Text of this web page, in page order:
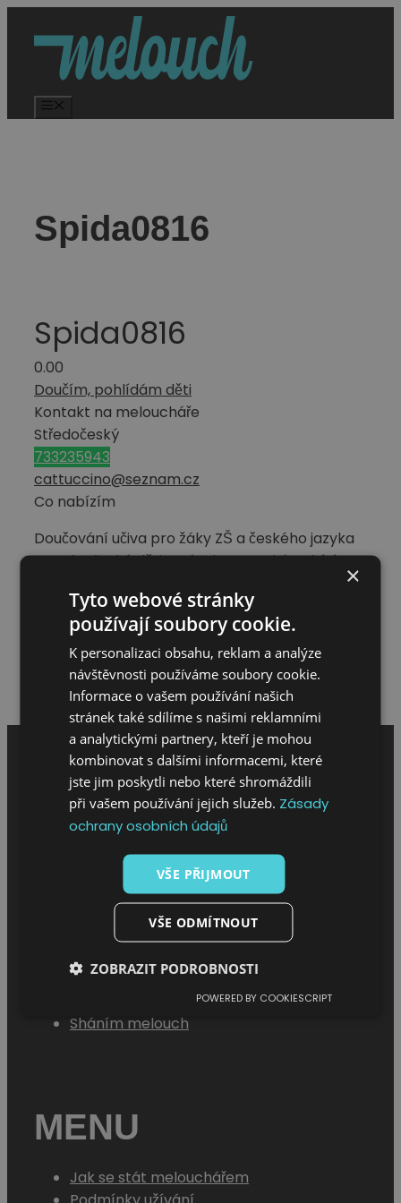
Spida0816
Spida0816
0.00
Doučím, pohlídám děti
Kontakt na meloucháře
Středočeský
733235943
cattuccino@seznam.cz
Co nabízím
Doučování učiva pro žáky ZŠ a českého jazyka
pro ukrajinské děti u Vás doma. Také nabízím
apod. Mám zkušenosti s péči ve vlastní rodině a
s doučováním dětí.
Hodnocení meloucháře
Napsat hodnocení
MENU
Úvod
Sháním melouch
MENU
Jak se stát melouchářem
×
Tyto webové stránky
používají soubory cookie.
K personalizaci obsahu, reklam a analýze
návštěvnosti používáme soubory cookie.
Informace o vašem používání našich
stránek také sdílíme s našimi reklamními
a analytickými partnery, kteří je mohou
kombinovat s dalšími informacemi, které
jste jim poskytli nebo které shromáždili
při vašem používání jejich služeb. Zásady
ochrany osobních údajů
VŠE PŘIJMOUT
VŠE ODMÍTNOUT
ZOBRAZIT PODROBNOSTI
POWERED BY COOKIESCRIPT